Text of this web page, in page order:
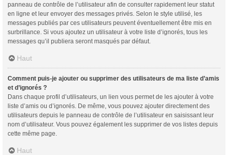
panneau de contrôle de l’utilisateur afin de consulter rapidement leur statut
en ligne et leur envoyer des messages privés. Selon le style utilisé, les
messages publiés par ces utilisateurs peuvent éventuellement être mis en
surbrillance. Si vous ajoutez un utilisateur à votre liste d’ignorés, tous les
messages qu’il publiera seront masqués par défaut.
Haut
Comment puis-je ajouter ou supprimer des utilisateurs de ma liste d’amis
et d’ignorés ?
Dans chaque profil d’utilisateurs, un lien vous permet de les ajouter à votre
liste d’amis ou d’ignorés. De même, vous pouvez ajouter directement des
utilisateurs depuis le panneau de contrôle de l’utilisateur en saisissant leur
nom d’utilisateur. Vous pouvez également les supprimer de vos listes depuis
cette même page.
Haut